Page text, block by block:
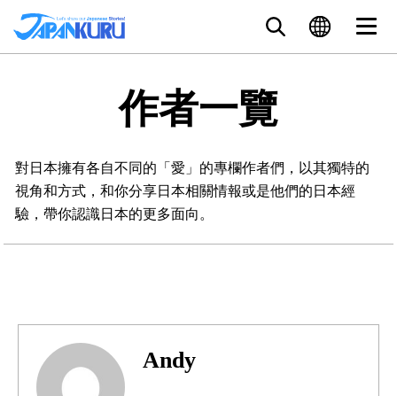
作者一覽
對日本擁有各自不同的「愛」的專欄作者們，以其獨特的
視角和方式，和你分享日本相關情報或是他們的日本經
驗，帶你認識日本的更多面向。
Andy